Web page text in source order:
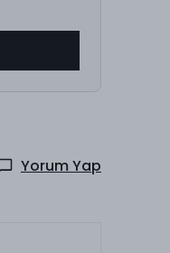
Yorum Yap